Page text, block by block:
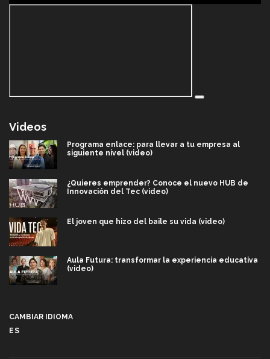
Videos
Programa enlace: para llevar a tu empresa al
siguiente nivel (video)
¿Quieres emprender? Conoce el nuevo HUB de
Innovación del Tec (video)
El joven que hizo del baile su vida (video)
Aula Futura: transformar la experiencia educativa
(video)
CAMBIAR IDIOMA
ES